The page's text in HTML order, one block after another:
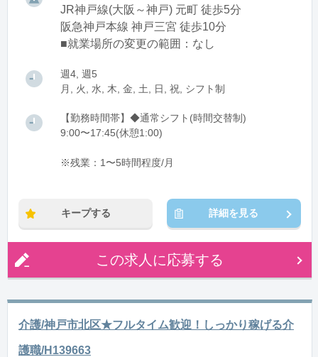
JR神戸線(大阪～神戸) 元町 徒歩5分
阪急神戸本線 神戸三宮 徒歩10分
■就業場所の変更の範囲：なし
週4, 週5
月, 火, 水, 木, 金, 土, 日, 祝, シフト制
【勤務時間帯】◆通常シフト(時間交替制)
9:00〜17:45(休憩1:00)
※残業：1〜5時間程度/月
キープする 詳細を見る
この求人に応募する
介護/神戸市北区★フルタイム歓迎！しっかり稼げる介
護職/H139663